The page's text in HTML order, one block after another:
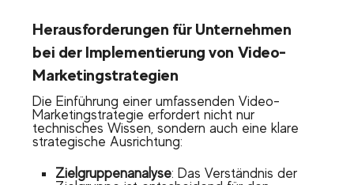
Herausforderungen für Unternehmen
bei der Implementierung von Video-
Marketingstrategien
Die Einführung einer umfassenden Video-
Marketingstrategie erfordert nicht nur
technisches Wissen, sondern auch eine klare
strategische Ausrichtung:
Zielgruppenanalyse: Das Verständnis der